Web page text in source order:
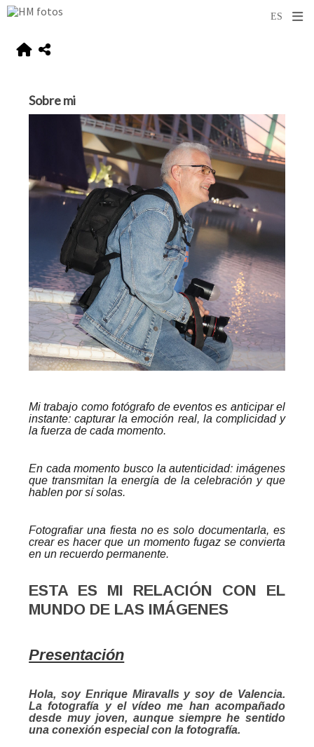
Sobre mi
Mi trabajo como fotógrafo de eventos es anticipar el
instante: capturar la emoción real, la complicidad y
la fuerza de cada momento.
En cada momento busco la autenticidad: imágenes
que transmitan la energía de la celebración y que
hablen por sí solas.
Fotografiar una fiesta no es solo documentarla, es
crear es hacer que un momento fugaz se convierta
en un recuerdo permanente.
ESTA ES MI RELACIÓN CON EL
MUNDO DE LAS IMÁGENES
Presentación
Hola, soy Enrique Miravalls y soy de Valencia.
La fotografía y el vídeo me han acompañado
desde muy joven, aunque siempre he sentido
una conexión especial con la fotografía.